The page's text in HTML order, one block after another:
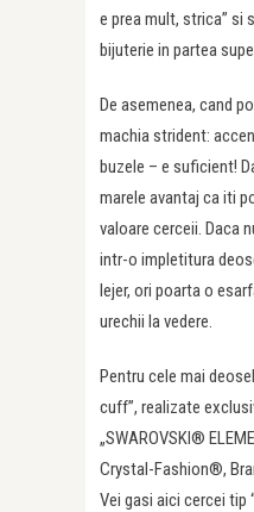
e prea mult, strica” si
bijuterie in partea
De asemenea, cand
machia strident:
buzele – e suficient!
marele avantaj ca iti
valoare cerceii. Daca
intr-o impletitura
lejer, ori poarta o
urechii la vedere.
Pentru cele mai
cuff”, realizate
„SWAROVSKI®
Crystal-Fashion®,
Vei gasi aici cercei tip